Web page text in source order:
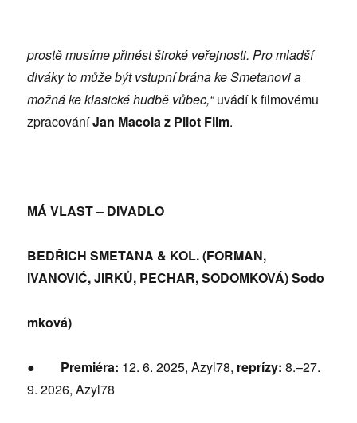
prostě musíme přinést široké veřejnosti. Pro mladší
diváky to může být vstupní brána ke Smetanovi a
možná ke klasické hudbě vůbec,“uvádí k filmovému
zpracováníJan Macola z Pilot Film.
MÁ VLAST – DIVADLO
BEDŘICH SMETANA & KOL. (FORMAN,
IVANOVIĆ, JIRKŮ, PECHAR, SODOMKOVÁ)Sodo
mková)
● Premiéra: 12. 6. 2025, Azyl78, reprízy:8.–27.
9. 2026, Azyl78